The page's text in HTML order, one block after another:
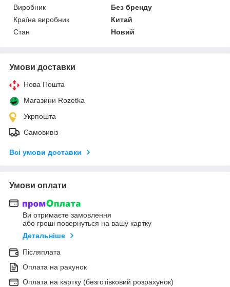
Виробник
Без бренду
Країна виробник
Китай
Стан
Новий
Умови доставки
Нова Пошта
Магазини Rozetka
Укрпошта
Самовивіз
Всі умови доставки
Умови оплати
Ви отримаєте замовлення
або гроші повернуться на вашу картку
Детальніше
Післяплата
Оплата на рахунок
Оплата на картку (безготівковий розрахунок)